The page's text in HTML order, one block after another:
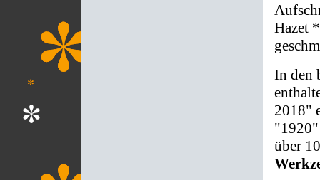
Hazet
In den
2018"
"1920"
über